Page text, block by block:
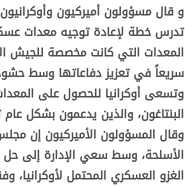
و قال مسؤولون أميركيون
تدرس خطة لإعادة توجيه معدات
المعدات التي كانت مخصصة للجيش
سريعاً في تعزيز دفاعاتها وسط
وتسعى أوكرانيا للحصول على
البنتاغون، والذين يدعمون بشكل
وقال المسؤولون الأميركيون إن
الأسلحة، وسط سعي الإدارة إلى
الغزو العسكري المحتمل لأوكرانيا،